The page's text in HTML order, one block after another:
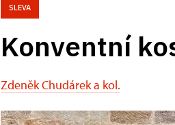
SLEVA
Konventní
Zdeněk Chudárek a kol.